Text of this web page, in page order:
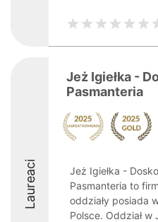
Laureaci
Jeż Igiełka -
Pasmanteria
Jeż Igiełka -
Pasmanteria to
oddziały posiada
Polsce. Oddział w